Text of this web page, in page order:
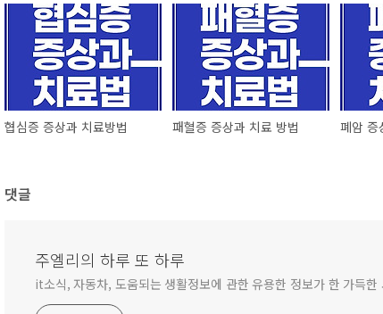
협심증 증상과 치료방법 패혈증 증상과 치료 방법 폐암 증
댓글
주엘리의 하루 또 하루
it소식, 자동차, 도움되는 생활정보에 관한 유용한 정보가 한 가득한